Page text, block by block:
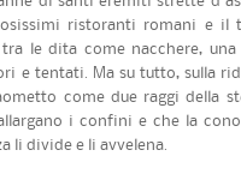
ristoranti romani e
le dita come nacchere,
e tentati. Ma su tutto, sulla
come due raggi della
i confini e che la
li divide e li avvelena.